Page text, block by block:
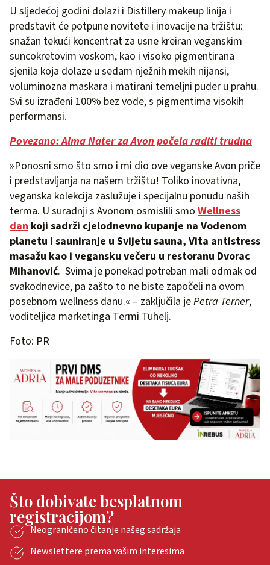
U sljedećoj godini dolazi i Distillery makeup linija i
predstavit će potpune novitete i inovacije na tržištu:
snažan tekući koncentrat za usne kreiran veganskim
suncokretovim voskom, kao i visoko pigmentirana
sjenila koja dolaze u sedam nježnih mekih nijansi,
voluminozna maskara i matirani temeljni puder u prahu.
Svi su izrađeni 100% bez vode, s pigmentima visokih
performansi.
Povezano: Alma Nater za Avon počela raditi trudna
»Ponosni smo što smo i mi dio ove veganske Avon priče
i predstavljanja na našem tržištu! Toliko inovativna,
veganska kolekcija zaslužuje i specijalnu ponudu naših
terma. U suradnji s Avonom osmislili smo Wellness
dan koji sadrži cjelodnevno kupanje na Vodenom
planetu i sauniranje u Svijetu sauna, Vita antistress
masažu kao i vegansku večeru u restoranu Dvorac
Mihanović. Svima je ponekad potreban mali odmak od
svakodnevice, pa zašto to ne biste započeli na ovom
posebnom wellness danu.« – zaključila jePetra Terner,
voditeljica marketinga Termi Tuhelj.
Foto: PR
Što dobivate besplatnom
registracijom?
Neograničeno čitanje našeg sadržaja
Newslettere prema vašim interesima